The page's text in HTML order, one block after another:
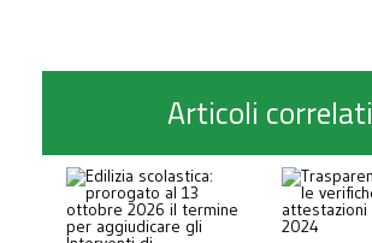
Articoli correlati